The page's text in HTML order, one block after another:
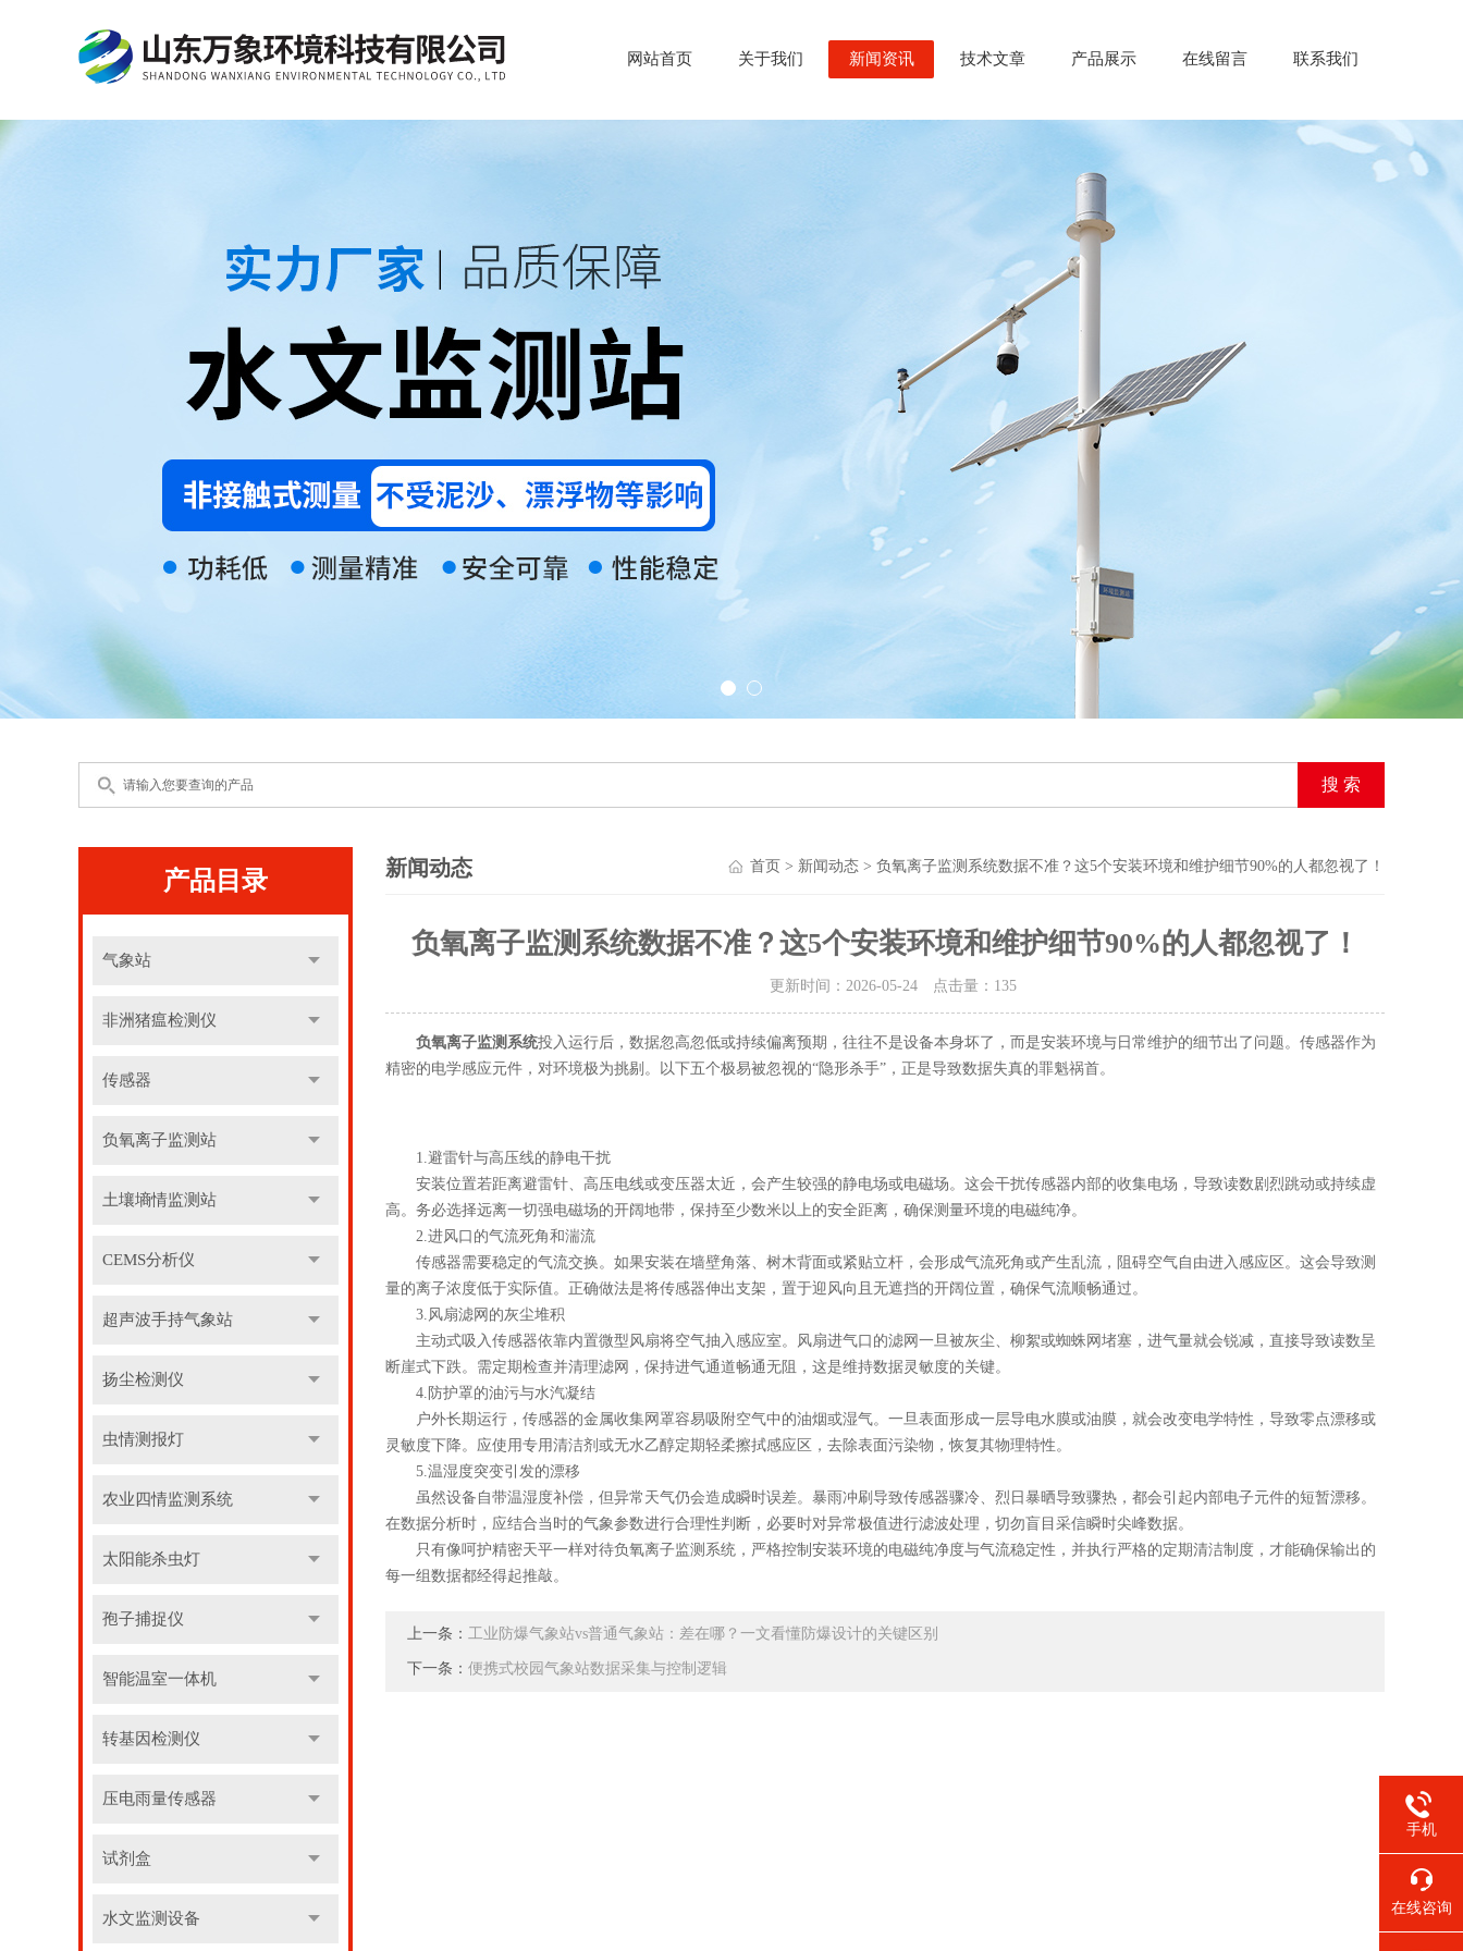
网站首页 关于我们 新闻资讯 技术文章 产品展示 在线留言 联系我们
产品目录
气象站
非洲猪瘟检测仪
传感器
负氧离子监测站
土壤墒情监测站
CEMS分析仪
超声波手持气象站
扬尘检测仪
虫情测报灯
农业四情监测系统
太阳能杀虫灯
孢子捕捉仪
智能温室一体机
转基因检测仪
压电雨量传感器
试剂盒
水文监测设备
新闻动态 首页 > 新闻动态 > 负氧离子监测系统数据不准？这5个安装环境和维护细节90%的人都忽视了！
负氧离子监测系统数据不准？这5个安装环境和维护细节90%的人都忽视了！
更新时间：2026-05-24 点击量： 135
负氧离子监测系统投入运行后，数据忽高忽低或持续偏离预期，往往不是设备本身坏了，而是安装环境与日常维护的细节出了问题。传感器作为
精密的电学感应元件，对环境极为挑剔。以下五个极易被忽视的“隐形杀手”，正是导致数据失真的罪魁祸首。
1.避雷针与高压线的静电干扰
安装位置若距离避雷针、高压电线或变压器太近，会产生较强的静电场或电磁场。这会干扰传感器内部的收集电场，导致读数剧烈跳动或持续虚
高。务必选择远离一切强电磁场的开阔地带，保持至少数米以上的安全距离，确保测量环境的电磁纯净。
2.进风口的气流死角和湍流
传感器需要稳定的气流交换。如果安装在墙壁角落、树木背面或紧贴立杆，会形成气流死角或产生乱流，阻碍空气自由进入感应区。这会导致测
量的离子浓度低于实际值。正确做法是将传感器伸出支架，置于迎风向且无遮挡的开阔位置，确保气流顺畅通过。
3.风扇滤网的灰尘堆积
主动式吸入传感器依靠内置微型风扇将空气抽入感应室。风扇进气口的滤网一旦被灰尘、柳絮或蜘蛛网堵塞，进气量就会锐减，直接导致读数呈
断崖式下跌。需定期检查并清理滤网，保持进气通道畅通无阻，这是维持数据灵敏度的关键。
4.防护罩的油污与水汽凝结
户外长期运行，传感器的金属收集网罩容易吸附空气中的油烟或湿气。一旦表面形成一层导电水膜或油膜，就会改变电学特性，导致零点漂移或
灵敏度下降。应使用专用清洁剂或无水乙醇定期轻柔擦拭感应区，去除表面污染物，恢复其物理特性。
5.温湿度突变引发的漂移
虽然设备自带温湿度补偿，但异常天气仍会造成瞬时误差。暴雨冲刷导致传感器骤冷、烈日暴晒导致骤热，都会引起内部电子元件的短暂漂移。
在数据分析时，应结合当时的气象参数进行合理性判断，必要时对异常极值进行滤波处理，切勿盲目采信瞬时尖峰数据。
只有像呵护精密天平一样对待负氧离子监测系统，严格控制安装环境的电磁纯净度与气流稳定性，并执行严格的定期清洁制度，才能确保输出的
每一组数据都经得起推敲。
上一条： 工业防爆气象站vs普通气象站：差在哪？一文看懂防爆设计的关键区别
下一条： 便携式校园气象站数据采集与控制逻辑
手机
在线咨询